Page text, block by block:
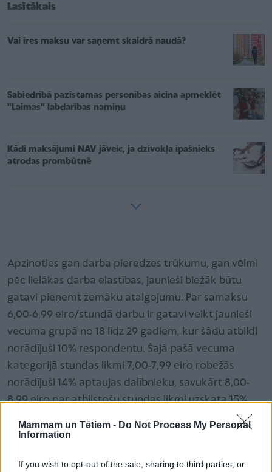
Mammam un Tētiem - Do Not Process My Personal
Information
If you wish to opt-out of the sale, sharing to third parties, or
Lasītākais
Vai īres maksu var saņemt skaidrā naudā?
Sabiedrībā pazīstamas personības aicina apmeklēt
"Laimas" labdarības namiņu
Kādi maksājumi NAV jāveic, ja dzīvokļa īpašnieks
atrodas prombūtnē
Apzinoties gan darba pieredzes trūkumu, gan vēlmi
pēc lielākas darba elastības, jaunieši biežāk būtu
gatavi pieņemt zemāku atalgojumu. Par samaksu
6,00-6,99 eiro/stundā darbu ir gatavi veikt jaunieši
vecuma grupā no 18 līdz 29 gadiem, kur šādu atbildi
norādījuši 10% respondentu. Šajā pašā vecuma
kategorijā stundas likmi 7,00-7,99 eiro robežās
norādījuši 14% aptaujas dalībnieku, savukārt 8,00-
8,99 eiro par atbilstošu stundas likmi uzskata 15%